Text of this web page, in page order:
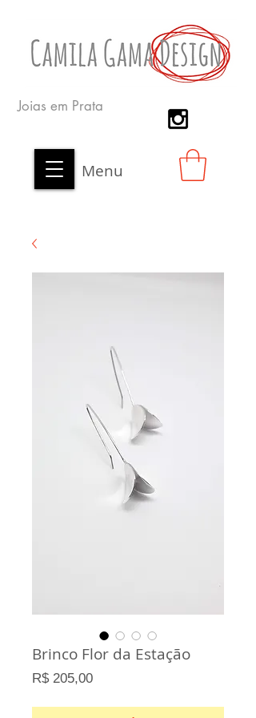
Joias em Prata
Menu
Brinco Flor da Estação
R$ 205,00Preço